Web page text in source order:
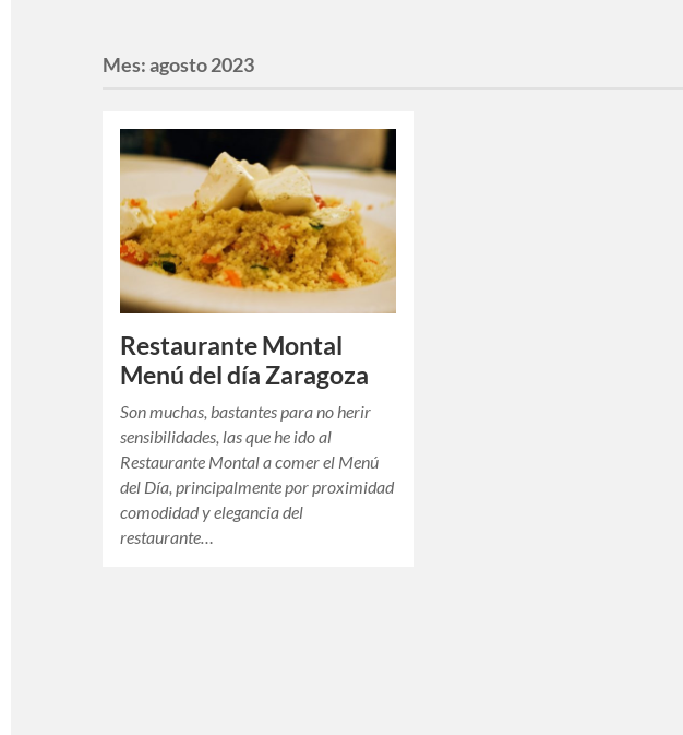
Mes:agosto 2023
Restaurante Montal
Menú del día Zaragoza
Son muchas, bastantes para no herir
sensibilidades, las que he ido al
Restaurante Montal a comer el Menú
del Día, principalmente por proximidad
comodidad y elegancia del
restaurante…